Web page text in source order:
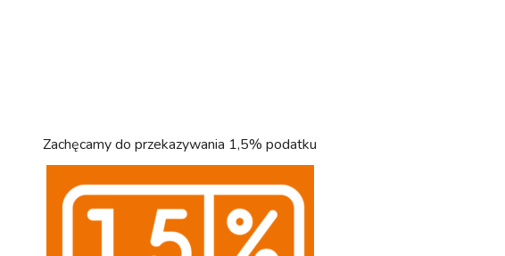
Zachęcamy do przekazywania 1,5% podatku